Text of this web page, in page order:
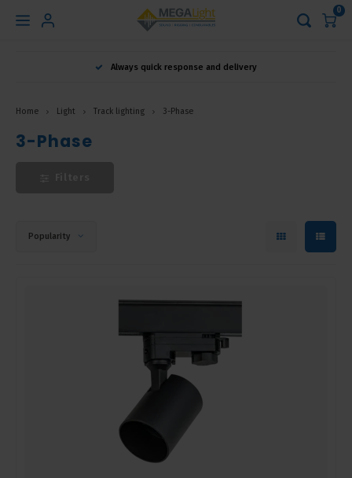
Hoofdmenu
Français
0
Always quick response and delivery
Home Light Track lighting 3-Phase
3-Phase
Popularity